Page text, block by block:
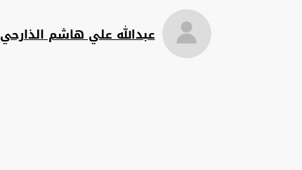
عبدالله علي هاشم الذارحي